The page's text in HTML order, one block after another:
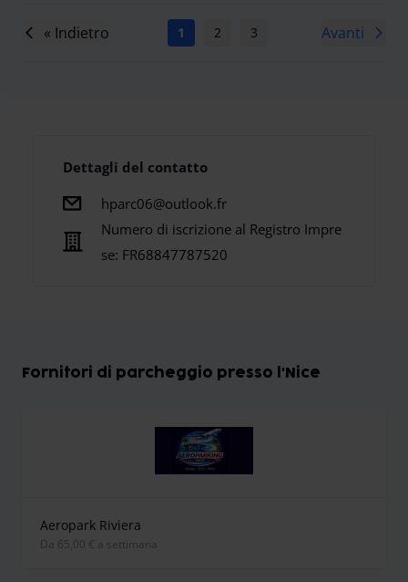
« Indietro 1 2 3 5 6
Avanti
Dettagli del contatto
hparc06@outlook.fr
Numero di iscrizione al Registro Impre
se: FR68847787520
Fornitori di parcheggio presso l'Nice
Aeropark Riviera
Da 65,00 € a settimana